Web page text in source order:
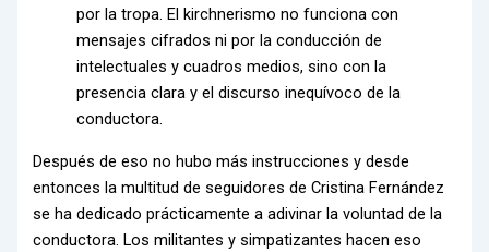
por la tropa. El kirchnerismo no funciona con
mensajes cifrados ni por la conducción de
intelectuales y cuadros medios, sino con la
presencia clara y el discurso inequívoco de la
conductora.
Después de eso no hubo más instrucciones y desde
entonces la multitud de seguidores de Cristina Fernández
se ha dedicado prácticamente a adivinar la voluntad de la
conductora. Los militantes y simpatizantes hacen eso